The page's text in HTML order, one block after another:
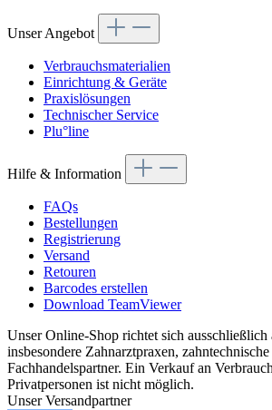
Unser Angebot
Verbrauchsmaterialien
Einrichtung & Geräte
Praxislösungen
Technischer Service
Plu°line
Hilfe & Information
FAQs
Bestellungen
Registrierung
Versand
Retouren
Barcodes erstellen
Download TeamViewer
Unser Online-Shop richtet sich ausschließlich
insbesondere Zahnarztpraxen,
Fachhandelspartner. Ein Verkauf an
Privatpersonen ist nicht möglich.
Unser Versandpartner